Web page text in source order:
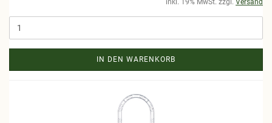
inkl. 19% MwSt. zzgl. Versand
IN DEN WARENKORB